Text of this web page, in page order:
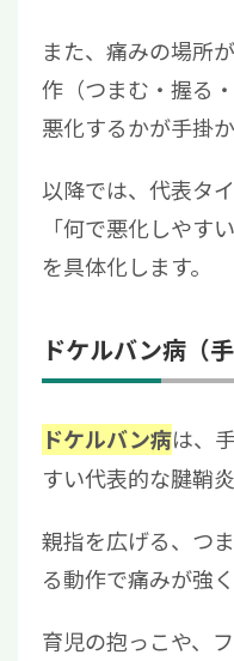
また、痛みの場所
作（つまむ・握る
悪化するかが手掛
以降では、代表タ
「何で悪化しやす
を具体化します。
ドケルバン病（
ドケルバン病は、
すい代表的な腱鞘炎
親指を広げる、つ
る動作で痛みが強
育児の抱っこや、